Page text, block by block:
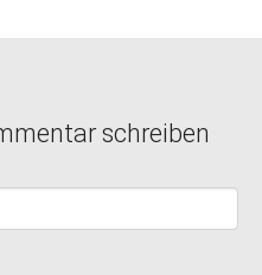
schreiben